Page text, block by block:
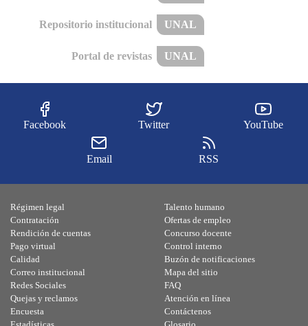
Repositorio institucional UNAL
Portal de revistas UNAL
Facebook Twitter YouTube
Email RSS
Régimen legal
Contratación
Rendición de cuentas
Pago virtual
Calidad
Talento humano
Ofertas de empleo
Concurso docente
Control interno
Buzón de notificaciones
Correo institucional
Redes Sociales
Quejas y reclamos
Encuesta
Mapa del sitio
FAQ
Atención en línea
Contáctenos